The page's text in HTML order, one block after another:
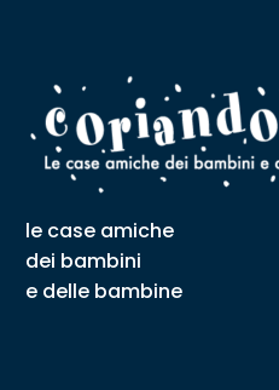
le case amiche
dei bambini
e delle bambine